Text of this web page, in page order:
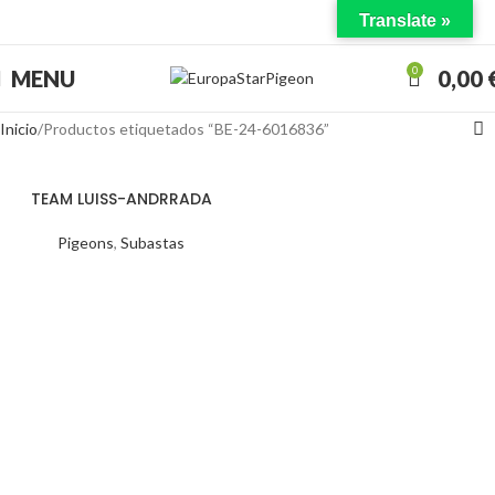
MENU 0 0,00
Inicio Productos etiquetados “BE-24-6016836”
TEAM LUISS-ANDRRADA
Pigeons, Subastas
Translate »